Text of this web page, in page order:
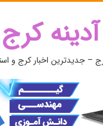
آدینه کرج
– جدیدترین اخبار کرج و